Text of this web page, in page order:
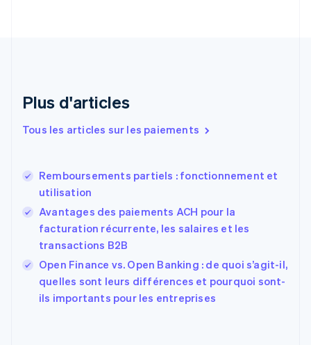
Plus d'articles
Tous les articles sur les paiements
Remboursements partiels : fonctionnement et
utilisation
Avantages des paiements ACH pour la
facturation récurrente, les salaires et les
transactions B2B
Open Finance vs. Open Banking : de quoi s’agit-il,
quelles sont leurs différences et pourquoi sont-
ils importants pour les entreprises
English
Espagne
États-Unis
EnglishEspañol
Finlande
English Svenska
FrançaisEnglish
Gibraltar
English
Grèce
English